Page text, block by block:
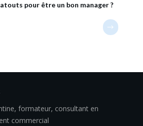
pour être un bon manager ?
formateur, consultant en
commercial